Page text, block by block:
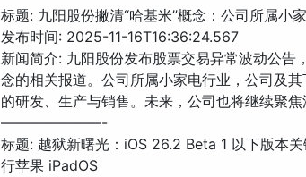
标题: 九阳股份撇清“哈基米”概念：公司所属小
发布时间: 2025-11-16T16:36:24.567
新闻简介: 九阳股份发布股票交易异常波动公告
念的相关报道。公司所属小家电行业，公司及
的研发、生产与销售。未来，公司也将继续聚焦
———————-
标题: 越狱新曙光：iOS 26.2 Beta 1 以下版本
行苹果 iPadOS